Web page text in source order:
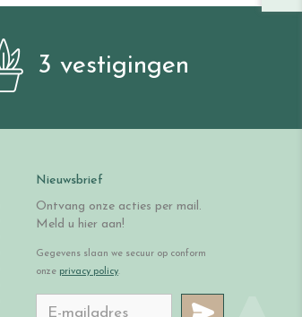
3 vestigingen
Nieuwsbrief
Ontvang onze acties per mail.
Meld u hier aan!
Gegevens slaan we secuur op conform
onze privacy policy.